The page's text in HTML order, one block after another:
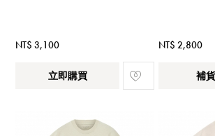
NT$ 3,100
立即購買
NT$ 2,800
補